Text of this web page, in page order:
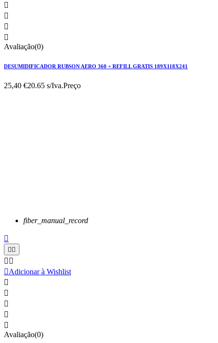




Avaliação(0)
DESUMIDIFICADOR RUBSON AERO 360 + REFILL GRATIS 189X118X241
25,40 €20.65 s/Iva.Preço
fiber_manual_record


 
Adicionar à Wishlist





Avaliação(0)